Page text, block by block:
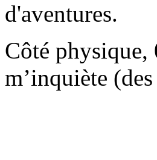
d'aventures.
Côté physique,
m’inquiète